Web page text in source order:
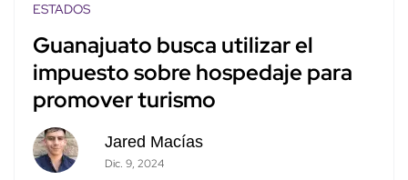
ESTADOS
Guanajuato busca utilizar el
impuesto sobre hospedaje para
promover turismo
Jared Macías
Dic. 9, 2024